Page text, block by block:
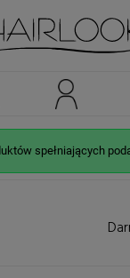
spełniających